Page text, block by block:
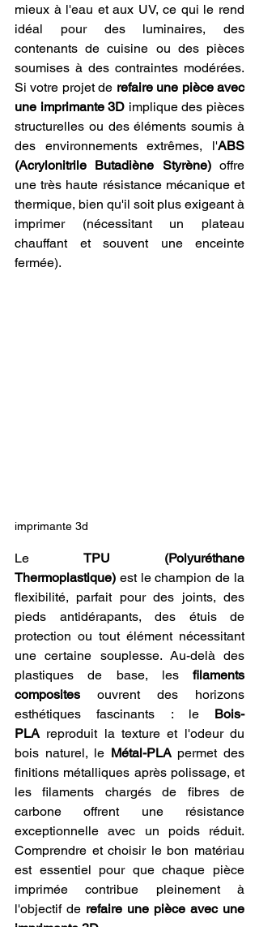
mieux à l'eau et aux UV, ce qui le rend
idéal pour des luminaires, des
contenants de cuisine ou des pièces
soumises à des contraintes modérées.
Si votre projet de refaire une pièce avec
une imprimante 3D implique des pièces
structurelles ou des éléments soumis à
des environnements extrêmes, l'ABS
(Acrylonitrile Butadiène Styrène) offre
une très haute résistance mécanique et
thermique, bien qu'il soit plus exigeant à
imprimer (nécessitant un plateau
chauffant et souvent une enceinte
fermée).
imprimante 3d
Le TPU (Polyuréthane
Thermoplastique) est le champion de la
flexibilité, parfait pour des joints, des
pieds antidérapants, des étuis de
protection ou tout élément nécessitant
une certaine souplesse. Au-delà des
plastiques de base, les filaments
composites ouvrent des horizons
esthétiques fascinants : le Bois-
PLA reproduit la texture et l'odeur du
bois naturel, le Métal-PLA permet des
finitions métalliques après polissage, et
les filaments chargés de fibres de
carbone offrent une résistance
exceptionnelle avec un poids réduit.
Comprendre et choisir le bon matériau
est essentiel pour que chaque pièce
imprimée contribue pleinement à
l'objectif de refaire une pièce avec une